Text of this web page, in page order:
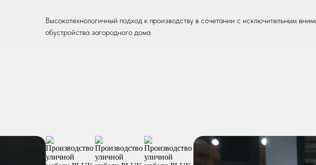
Высокотехнологичный подход к производству в сочетании с исключительным
обустройства загородного дома